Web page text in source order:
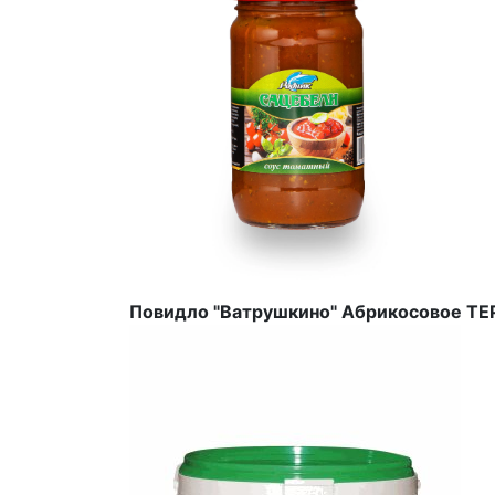
Повидло "Ватрушкино" Абрикосовое